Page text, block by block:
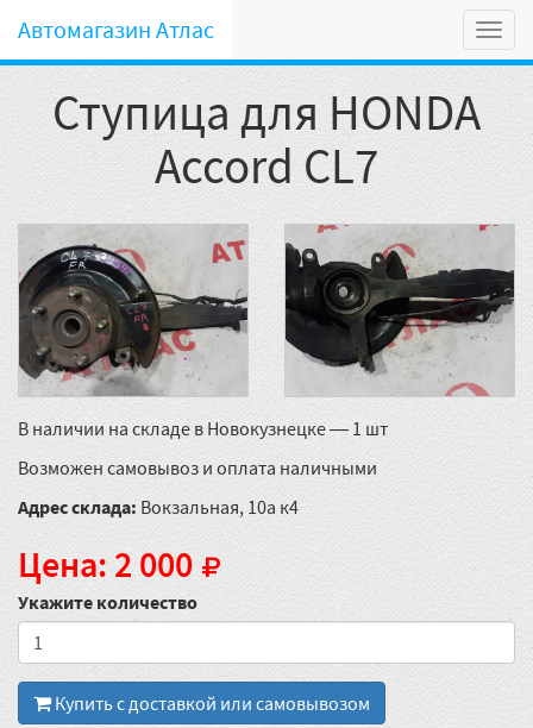
Автомагазин Атлас
Ступица для HONDA
Accord CL7
В наличии на складе в Новокузнецке — 1 шт
Возможен самовывоз и оплата наличными
Адрес склада: Вокзальная, 10а к4
Цена: 2 000
Укажите количество
Купить с доставкой или самовывозом